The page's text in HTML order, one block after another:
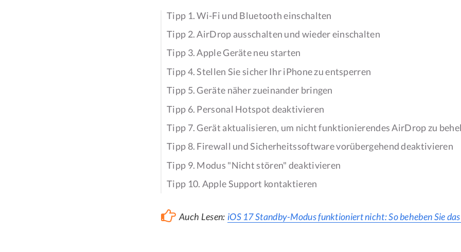
Tipp 1. Wi-Fi und Bluetooth einschalten
Tipp 2. AirDrop ausschalten und wieder einschalten
Tipp 3. Apple Geräte neu starten
Tipp 4. Stellen Sie sicher Ihr iPhone zu entsperren
Tipp 5. Geräte näher zueinander bringen
Tipp 6. Personal Hotspot deaktivieren
Tipp 7. Gerät aktualisieren, um nicht funktionierendes AirDrop zu
Tipp 8. Firewall und Sicherheitssoftware vorübergehend deaktivieren
Tipp 9. Modus "Nicht stören" deaktivieren
Tipp 10. Apple Support kontaktieren
Auch Lesen: iOS 17 Standby-Modus funktioniert nicht: So beheben Sie